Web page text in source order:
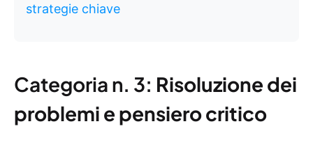
strategie chiave
Categoria n. 3: Risoluzione dei
problemi e pensiero critico